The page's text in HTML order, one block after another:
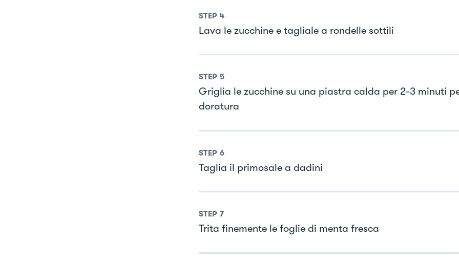
STEP 4
Lava le zucchine e tagliale a rondelle sottili
STEP 5
Griglia le zucchine su una piastra calda per 2-3 minuti
doratura
STEP 6
Taglia il primosale a dadini
STEP 7
Trita finemente le foglie di menta fresca